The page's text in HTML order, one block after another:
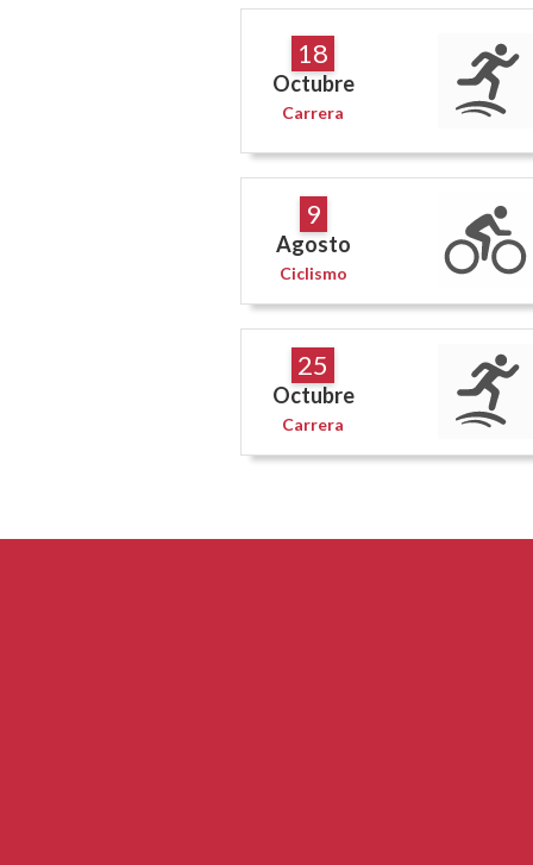
18
Octubre
Carrera
9
Agosto
Ciclismo
25
Octubre
Carrera